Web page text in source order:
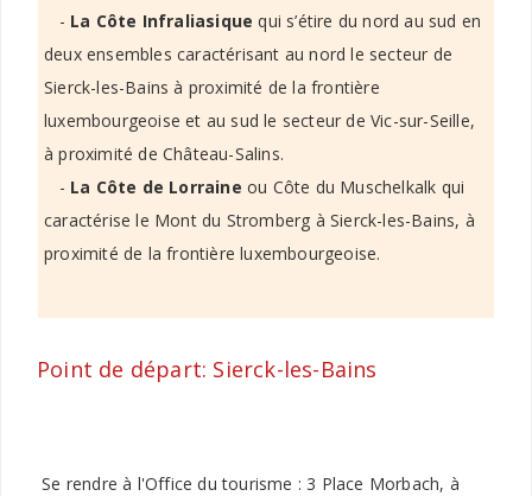
- La Côte Infraliasique qui s’étire du nord au sud en
deux ensembles caractérisant au nord le secteur de
Sierck-les-Bains à proximité de la frontière
luxembourgeoise et au sud le secteur de Vic-sur-Seille,
à proximité de Château-Salins.
- La Côte de Lorraine ou Côte du Muschelkalk qui
caractérise le Mont du Stromberg à Sierck-les-Bains, à
proximité de la frontière luxembourgeoise.
Point de départ: Sierck-les-Bains
Se rendre à l'Office du tourisme : 3 Place Morbach, à